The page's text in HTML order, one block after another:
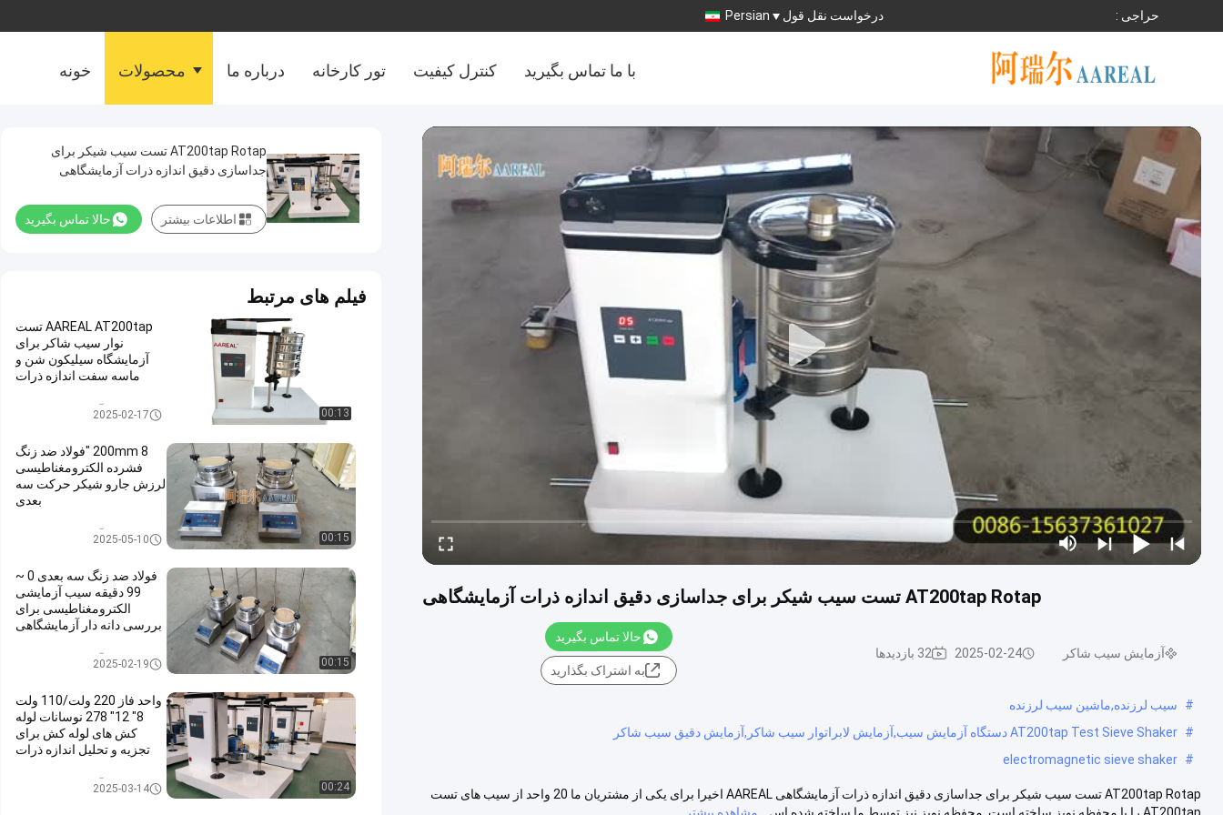
حراجی : درخواست نقل قول Persian
خونه محصولات درباره ما تور کارخانه کنترل کیفیت با ما تماس بگیرید
AT200tap Rotap تست سیب شیکر برای جداسازی دقیق اندازه ذرات آزمایشگاهی
آزمایش سیب شاکر 2025-02-24 32 بازدیدها
حالا تماس بگیرید
به اشتراک بگذارید
#
سیب لرزنده,ماشین سیب لرزنده
# AT200tap Test Sieve Shaker دستگاه آزمایش سیب,آزمایش لابراتوار سیب شاکر,آزمایش دقیق سیب شاکر
#
electromagnetic sieve shaker
AT200tap Rotap تست سیب شیکر برای جداسازی دقیق اندازه ذرات آزمایشگاهی AAREAL اخیرا برای یکی از مشتریان ما 20 واحد از سیب های تست
AT200tap را با محفظه نویز ساخته است. محفظه نویز نیز توسط ما ساخته شده اس...
مشاهده بیشتر
AT200tap Rotap تست سیب شیکر برای
جداسازی دقیق اندازه ذرات آزمایشگاهی
حالا تماس بگیرید اطلاعات بیشتر
فیلم های مرتبط
00:13
AAREAL AT200tap تست
نوار سیب شاکر برای
آزمایشگاه سیلیکون شن و
ماسه سفت اندازه ذرات
آزمایش سیب شاکر2025-02-17
00:15
200mm 8 "فولاد ضد زنگ
فشرده الکترومغناطیسی
لرزش جارو شیکر حرکت سه
بعدی
آزمایش سیب شاکر2025-05-10
00:15
فولاد ضد زنگ سه بعدی 0 ~
99 دقیقه سیب آزمایشی
الکترومغناطیسی برای
بررسی دانه دار آزمایشگاهی
آزمایش سیب شاکر2025-02-19
00:24
واحد فاز 220 ولت/110 ولت
8" 12" 278 نوسانات لوله
کش های لوله کش برای
تجزیه و تحلیل اندازه ذرات
آزمایش سیب شاکر2025-03-14